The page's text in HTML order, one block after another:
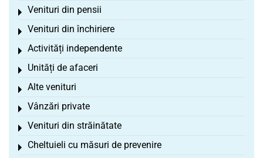
Venituri din pensii
Toggle menu
Venituri din închiriere
Toggle menu
Activități independente
Toggle menu
Unități de afaceri
Toggle menu
Alte venituri
Toggle menu
Vânzări private
Toggle menu
Venituri din străinătate
Toggle menu
Cheltuieli cu măsuri de prevenire
Toggle menu